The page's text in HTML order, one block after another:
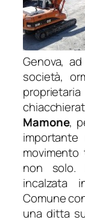
Genova,
società,
Mamone,
movimento
non solo.
incalzata
Comune
una ditta